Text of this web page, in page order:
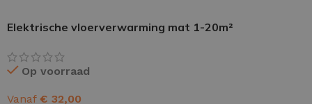
Tegelprimer
Elektrische vloerverwarming mat 1-20m²
Op voorraad
Vanaf € 32,00